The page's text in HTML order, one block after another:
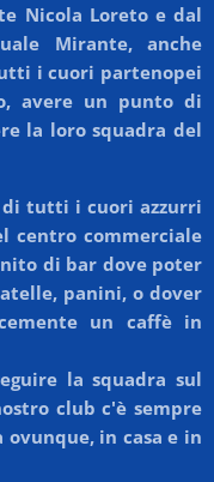
Nicola Loreto e dal
Mirante, anche
i cuori partenopei
avere un punto di
la loro squadra del
tutti i cuori azzurri
centro commerciale
di bar dove poter
panini, o dover
un caffè in
la squadra sul
club c'è sempre
in casa e in